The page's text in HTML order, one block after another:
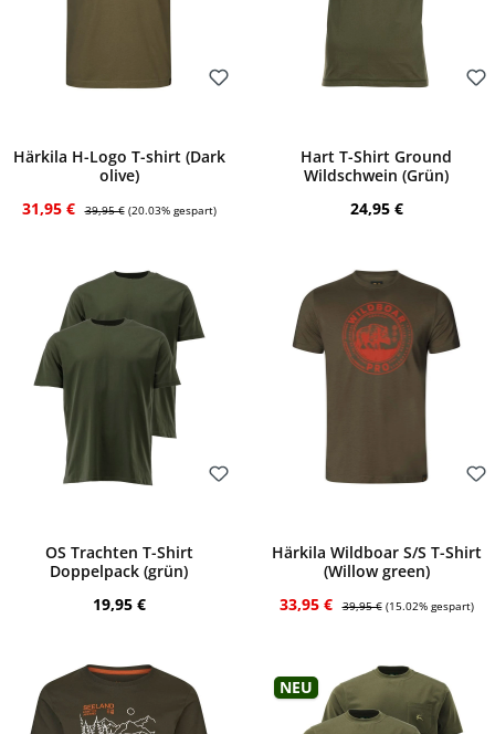
Härkila H-Logo T-shirt (Dark
olive)
Verkaufspreis:
31,95 € Regulärer Preis:
39,95 € (20.03% gespart)
Hart T-Shirt Ground
Wildschwein (Grün)
Regulärer Preis:
24,95 €
OS Trachten T-Shirt
Doppelpack (grün)
Regulärer Preis:
19,95 €
Härkila Wildboar S/S T-Shirt
(Willow green)
Verkaufspreis:
33,95 € Regulärer Preis:
39,95 € (15.02% gespart)
Neu